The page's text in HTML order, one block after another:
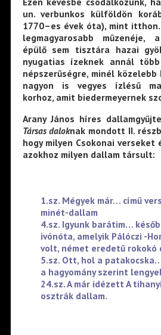
un. verbunkos külföldön
1770–es évek óta), mint
legmagyarosabb műzenéje,
épülő sem tisztára hazai
nyugatias ízeknek annál
népszerűségre, minél
nagyon is vegyes ízlésű
korhoz, amit biedermeyernek
Arany János híres
Társas daloknak mondott II.
hogy milyen Csokonai
azokhoz milyen dallam társult:
1.sz. Mégyek már… című
minét-dallam
4.sz. Igyunk barátim…
ivónóta, amelyik Pálóczi -
volt, német eredetű rokokó
5.sz. Ott, hol a
a hagyomány szerint
24.sz. A már idézett A
osztrák dallam.